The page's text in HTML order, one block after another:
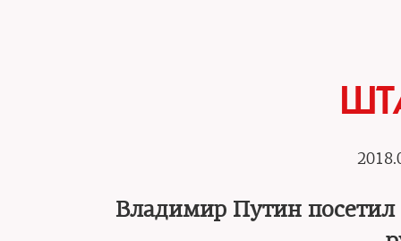
Владимир Путин посетил